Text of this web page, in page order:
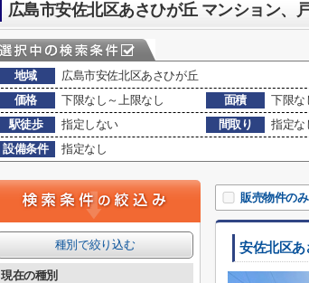
広島市安佐北区あさひが丘 マンション、
地域
広島市安佐北区あさひが丘
価格
下限なし～上限なし 面積 下限な
駅徒歩
指定しない 間取り
指定な
設備条件
指定なし
販売物件の
安佐北区あ
種別で絞り込む
現在の種別